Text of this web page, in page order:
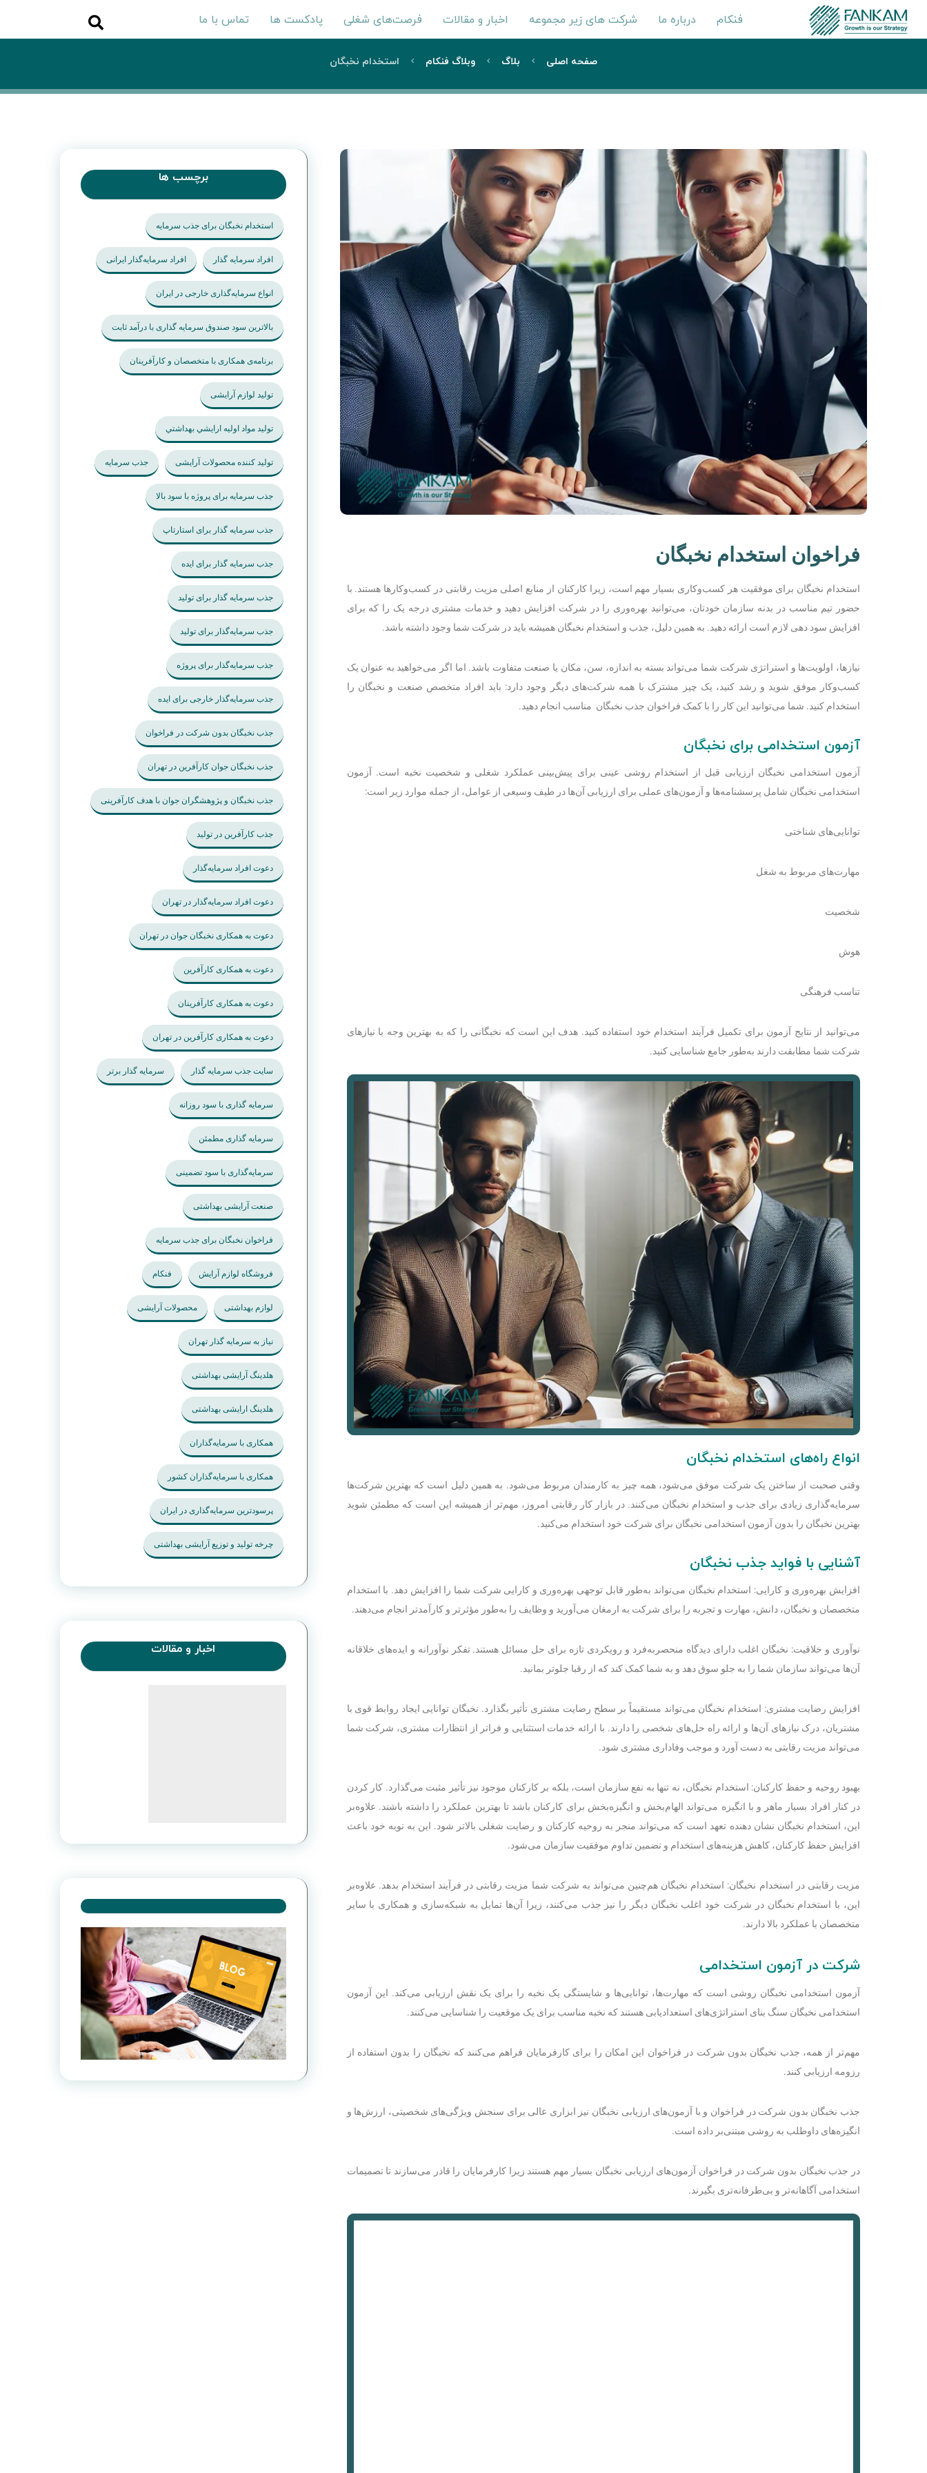
فنکام درباره ما شرکت های زیر مجموعه اخبار و مقالات فرصت‌های شغلی پادکست ها تماس با ما
صفحه اصلی بلاگ وبلاگ فنکام استخدام نخبگان
فراخوان استخدام نخبگان
استخدام نخبگان برای موفقیت هر کسب‌وکاری بسیار مهم است، زیرا کارکنان از منابع اصلی مزیت رقابتی در کسب‌وکارها هستند. با
حضور تیم مناسب در بدنه سازمان خودتان، می‌توانید بهره‌وری را در شرکت افزایش دهید و خدمات مشتری درجه یک را که برای
افزایش سود دهی لازم است ارائه دهید. به همین دلیل، جذب و استخدام نخبگان همیشه باید در شرکت شما وجود داشته باشد.
نیازها، اولویت‌ها و استراتژی شرکت شما می‌تواند بسته به اندازه، سن، مکان یا صنعت متفاوت باشد. اما اگر می‌خواهید به عنوان یک
کسب‌وکار موفق شوید و رشد کنید، یک چیز مشترک با همه شرکت‌های دیگر وجود دارد: باید افراد متخصص صنعت و نخبگان را
استخدام کنید. شما می‌توانید این کار را با کمک فراخوان جذب نخبگان مناسب انجام دهید.
آزمون استخدامی برای نخبگان
آزمون استخدامی نخبگان ارزیابی قبل از استخدام روشی عینی برای پیش‌بینی عملکرد شغلی و شخصیت نخبه است. آزمون
استخدامی نخبگان شامل پرسشنامه‌ها و آزمون‌های عملی برای ارزیابی آن‌ها در طیف وسیعی از عوامل، از جمله موارد زیر است:
توانایی‌های شناختی
مهارت‌های مربوط به شغل
شخصیت
هوش
تناسب فرهنگی
می‌توانید از نتایج آزمون برای تکمیل فرآیند استخدام خود استفاده کنید. هدف این است که نخبگانی را که به بهترین وجه با نیازهای
شرکت شما مطابقت دارند به‌طور جامع شناسایی کنید.
انواع راه‌های استخدام نخبگان
وقتی صحبت از ساختن یک شرکت موفق می‌شود، همه چیز به کارمندان مربوط می‌شود. به همین دلیل است که بهترین شرکت‌ها
سرمایه‌گذاری زیادی برای جذب و استخدام نخبگان می‌کنند. در بازار کار رقابتی امروز، مهم‌تر از همیشه این است که مطمئن شوید
بهترین نخبگان را بدون آزمون استخدامی نخبگان برای شرکت خود استخدام می‌کنید.
آشنایی با فواید جذب نخبگان
افزایش بهره‌وری و کارایی: استخدام نخبگان می‌تواند به‌طور قابل توجهی بهره‌وری و کارایی شرکت شما را افزایش دهد. با استخدام
متخصصان و نخبگان، دانش، مهارت و تجربه را برای شرکت به ارمغان می‌آورید و وظایف را به‌طور مؤثرتر و کارآمدتر انجام می‌دهند.
نوآوری و خلاقیت: نخبگان اغلب دارای دیدگاه منحصربه‌فرد و رویکردی تازه برای حل مسائل هستند. تفکر نوآورانه و ایده‌های خلاقانه
آن‌ها می‌تواند سازمان شما را به جلو سوق دهد و به شما کمک کند که از رقبا جلوتر بمانید.
افزایش رضایت مشتری: استخدام نخبگان می‌تواند مستقیماً بر سطح رضایت مشتری تأثیر بگذارد. نخبگان توانایی ایجاد روابط قوی با
مشتریان، درک نیازهای آن‌ها و ارائه راه حل‌های شخصی را دارند. با ارائه خدمات استثنایی و فراتر از انتظارات مشتری، شرکت شما
می‌تواند مزیت رقابتی به دست آورد و موجب وفاداری مشتری شود.
بهبود روحیه و حفظ کارکنان: استخدام نخبگان، نه تنها به نفع سازمان است، بلکه بر کارکنان موجود نیز تأثیر مثبت می‌گذارد. کار کردن
در کنار افراد بسیار ماهر و با انگیزه می‌تواند الهام‌بخش و انگیزه‌بخش برای کارکنان باشد تا بهترین عملکرد را داشته باشند. علاوه‌بر
این، استخدام نخبگان نشان دهنده تعهد است که می‌تواند منجر به روحیه کارکنان و رضایت شغلی بالاتر شود. این به نوبه خود باعث
افزایش حفظ کارکنان، کاهش هزینه‌های استخدام و تضمین تداوم موفقیت سازمان می‌شود.
مزیت رقابتی در استخدام نخبگان: استخدام نخبگان هم‌چنین می‌تواند به شرکت شما مزیت رقابتی در فرآیند استخدام بدهد. علاوه‌بر
این، با استخدام نخبگان در شرکت خود اغلب نخبگان دیگر را نیز جذب می‌کنند، زیرا آن‌ها تمایل به شبکه‌سازی و همکاری با سایر
متخصصان با عملکرد بالا دارند.
شرکت در آزمون استخدامی
آزمون استخدامی نخبگان روشی است که مهارت‌ها، توانایی‌ها و شایستگی یک نخبه را برای یک نقش ارزیابی می‌کند. این آزمون
استخدامی نخبگان سنگ بنای استراتژی‌های استعدادیابی هستند که نخبه مناسب برای یک موقعیت را شناسایی می‌کنند.
مهم‌تر از همه، جذب نخبگان بدون شرکت در فراخوان این امکان را برای کارفرمایان فراهم می‌کنند که نخبگان را بدون استفاده از
رزومه ارزیابی کنند.
جذب نخبگان بدون شرکت در فراخوان و با آزمون‌های ارزیابی نخبگان نیز ابزاری عالی برای سنجش ویژگی‌های شخصیتی، ارزش‌ها و
انگیزه‌های داوطلب به روشی مبتنی‌بر داده است.
در جذب نخبگان بدون شرکت در فراخوان آزمون‌های ارزیابی نخبگان بسیار مهم هستند زیرا کارفرمایان را قادر می‌سازند تا تصمیمات
استخدامی آگاهانه‌تر و بی‌طرفانه‌تری بگیرند.
برچسب ها
استخدام نخبگان برای جذب سرمایه
افراد سرمایه گذار افراد سرمایه‌گذار ایرانی
انواع سرمایه‌گذاری خارجی در ایران
بالاترین سود صندوق سرمایه گذاری با درآمد ثابت
برنامه‌ی همکاری با متخصصان و کارآفرینان
تولید لوازم آرایشی
تولید مواد اوليه ارايشي بهداشتي
تولید کننده محصولات آرایشی جذب سرمایه
جذب سرمایه برای پروژه با سود بالا
جذب سرمایه گذار برای استارتاپ
جذب سرمایه گذار برای ایده
جذب سرمایه گذار برای تولید
جذب سرمایه‌گذار برای تولید
جذب سرمایه‌گذار برای پروژه
جذب سرمایه‌گذار خارجی برای ایده
جذب نخبگان بدون شرکت در فراخوان
جذب نخبگان جوان کارآفرین در تهران
جذب نخبگان و پژوهشگران جوان با هدف کارآفرینی
جذب کارآفرین در تولید
دعوت افراد سرمایه‌گذار
دعوت افراد سرمایه‌گذار در تهران
دعوت به همکاری نخبگان جوان در تهران
دعوت به همکاری کارآفرین
دعوت به همکاری کارآفرینان
دعوت به همکاری کارآفرین در تهران
سایت جذب سرمایه گذار سرمایه گذار برتر
سرمایه گذاری با سود روزانه
سرمایه گذاری مطمئن
سرمایه‌گذاری با سود تضمینی
صنعت آرایشی بهداشتی
فراخوان نخبگان برای جذب سرمایه
فروشگاه لوازم آرایش فنکام
لوازم بهداشتی محصولات آرایشی
نیاز به سرمایه گذار تهران
هلدینگ آرایشی بهداشتی
هلدینگ ارایشی بهداشتی
همکاری با سرمایه‌گذاران
همکاری با سرمایه‌گذاران کشور
پرسودترین سرمایه‌گذاری در ایران
چرخه تولید و توزیع آرایشی بهداشتی
اخبار و مقالات